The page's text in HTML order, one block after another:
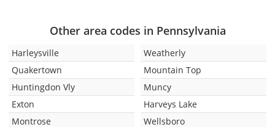
Other area codes in Pennsylvania
Harleysville
Quakertown
Huntingdon Vly
Exton
Montrose
Weatherly
Mountain Top
Muncy
Harveys Lake
Wellsboro